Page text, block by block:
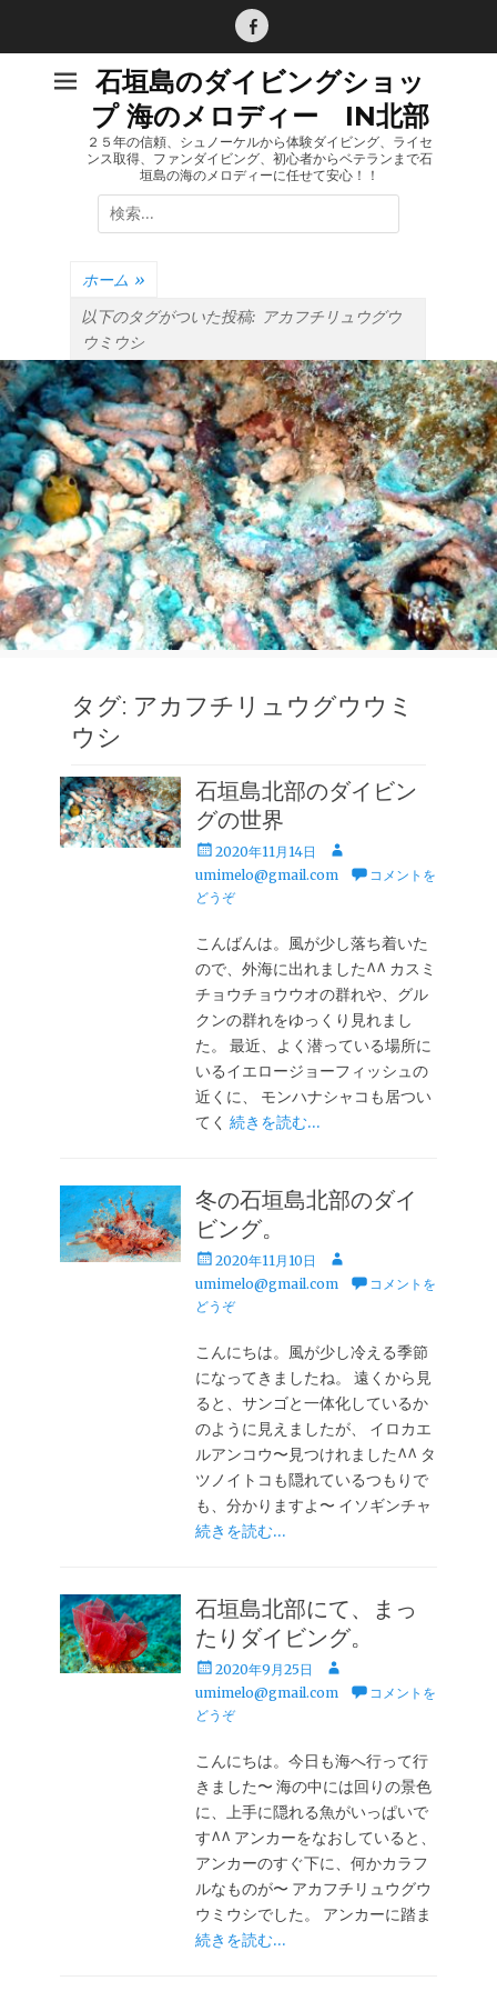
Facebook
石垣島のダイビングショッ
プ 海のメロディー IN北部
２５年の信頼、シュノーケルから体験ダイビング、ライセ
ンス取得、ファンダイビング、初心者からベテランまで石
垣島の海のメロディーに任せて安心！！
検
索:
ホーム »
以下のタグがついた投稿: アカフチリュウグウ
ウミウシ
タグ: アカフチリュウグウウミ
ウシ
石垣島北部のダイビン
グの世界
投
稿
日
2020年11月14日
投
稿
umimelo@gmail.com
コメントを
どうぞ
こんばんは。風が少し落ち着いた
ので、外海に出れました^^ カスミ
チョウチョウウオの群れや、グル
クンの群れをゆっくり見れまし
た。 最近、よく潜っている場所に
いるイエロージョーフィッシュの
近くに、 モンハナシャコも居つい
てく続きを読む…
冬の石垣島北部のダイ
ビング。
投
稿
日
2020年11月10日
投
稿
umimelo@gmail.com
コメントを
どうぞ
こんにちは。風が少し冷える季節
になってきましたね。 遠くから見
ると、サンゴと一体化しているか
のように見えましたが、 イロカエ
ルアンコウ〜見つけれました^^ タ
ツノイトコも隠れているつもりで
も、分かりますよ〜 イソギンチャ
続きを読む…
石垣島北部にて、まっ
たりダイビング。
投
稿
日
2020年9月25日
投
稿
umimelo@gmail.com
コメントを
どうぞ
こんにちは。今日も海へ行って行
きました〜 海の中には回りの景色
に、上手に隠れる魚がいっぱいで
す^^ アンカーをなおしていると、
アンカーのすぐ下に、何かカラフ
ルなものが〜 アカフチリュウグウ
ウミウシでした。 アンカーに踏ま
続きを読む…